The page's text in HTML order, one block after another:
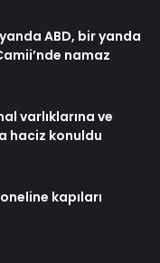
ABD, bir yanda
namaz
varlıklarına ve
haciz konuldu
kapıları